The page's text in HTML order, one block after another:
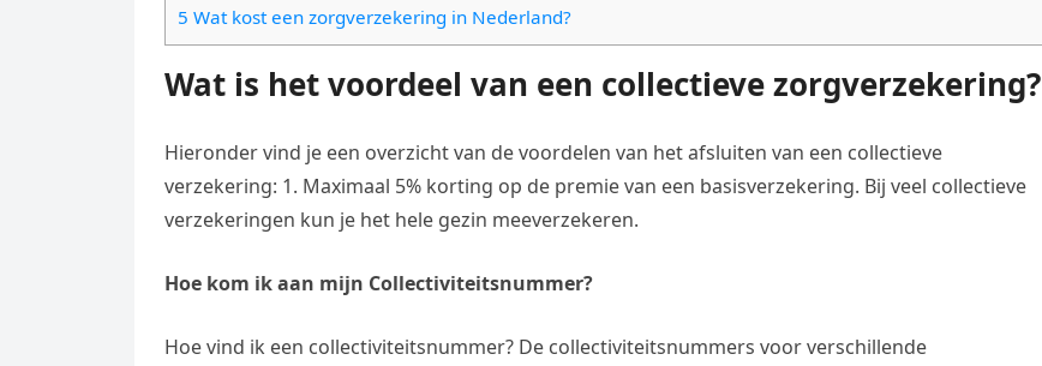
5 Wat kost een zorgverzekering in Nederland?
Wat is het voordeel van een collectieve zorgverzekering?
Hieronder vind je een overzicht van de voordelen van het afsluiten van een collectieve
verzekering: 1. Maximaal 5% korting op de premie van een basisverzekering. Bij veel collectieve
verzekeringen kun je het hele gezin meeverzekeren.
Hoe kom ik aan mijn Collectiviteitsnummer?
Hoe vind ik een collectiviteitsnummer? De collectiviteitsnummers voor verschillende